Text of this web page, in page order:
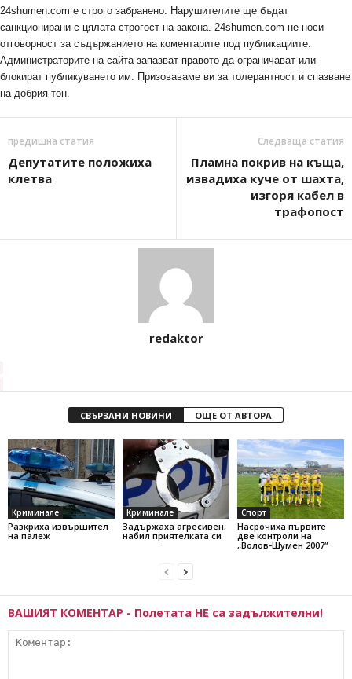
24shumen.com е строго забранено. Нарушителите ще бъдат
санкционирани с цялата строгост на закона. 24shumen.com не носи
отговорност за съдържанието на коментарите под публикациите.
Администраторите на сайта запазват правото да ограничават или
блокират публикуването им. Призоваваме ви за толерантност и спазване
на добрия тон.
предишна статия
Депутатите положиха
клетва
Следваща статия
Пламна покрив на къща,
извадиха куче от шахта,
изгоря кабел в
трафопост
redaktor
СВЪРЗАНИ НОВИНИ ОЩЕ ОТ АВТОРА
Криминале
Разкриха извършител
на палеж
Криминале
Задържаха агресивен,
набил приятелката си
Спорт
Насрочиха първите
две контроли на
„Волов-Шумен 2007“
ВАШИЯТ КОМЕНТАР - Полетата НЕ са задължителни!